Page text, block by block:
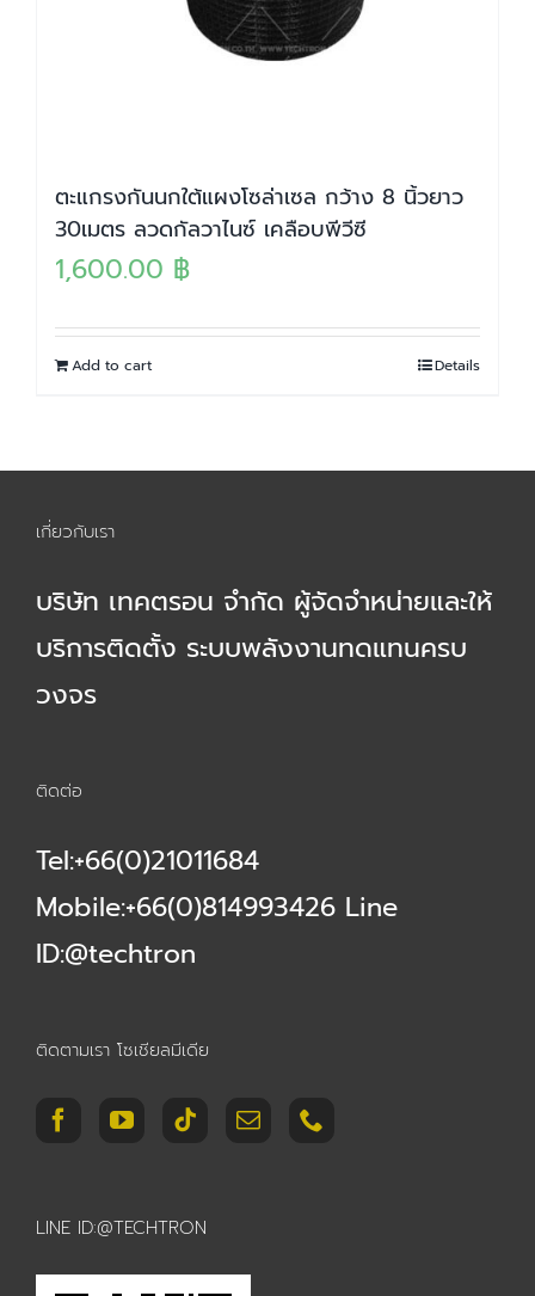
ตะแกรงกันนกใต้แผงโซล่าเซล กว้าง 8 นิ้วยาว
30เมตร ลวดกัลวาไนซ์ เคลือบพีวีซี
1,600.00 ฿
Add to cart Details
เกี่ยวกับเรา
บริษัท เทคตรอน จำกัด ผู้จัดจำหน่ายและให้
บริการติดตั้ง ระบบพลังงานทดแทนครบ
วงจร
ติดต่อ
Tel:+66(0)21011684
Mobile:+66(0)814993426 Line
ID:@techtron
ติดตามเรา โซเชียลมีเดีย
LINE ID:@TECHTRON